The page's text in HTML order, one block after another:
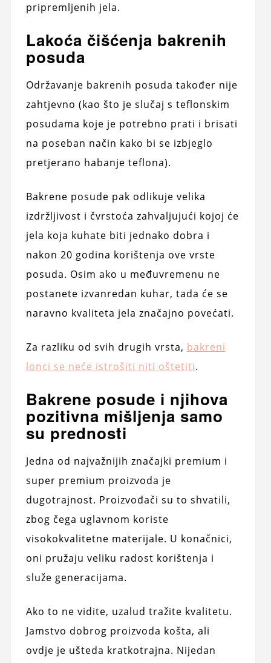
pripremljenih jela.
Lakoća čišćenja bakrenih
posuda
Održavanje bakrenih posuda također nije
zahtjevno (kao što je slučaj s teflonskim
posudama koje je potrebno prati i brisati
na poseban način kako bi se izbjeglo
pretjerano habanje teflona).
Bakrene posude pak odlikuje velika
izdržljivost i čvrstoća zahvaljujući kojoj će
jela koja kuhate biti jednako dobra i
nakon 20 godina korištenja ove vrste
posuda. Osim ako u međuvremenu ne
postanete izvanredan kuhar, tada će se
naravno kvaliteta jela značajno povećati.
Za razliku od svih drugih vrsta, bakreni
lonci se neće istrošiti niti oštetiti.
Bakrene posude i njihova
pozitivna mišljenja samo
su prednosti
Jedna od najvažnijih značajki premium i
super premium proizvoda je
dugotrajnost. Proizvođači su to shvatili,
zbog čega uglavnom koriste
visokokvalitetne materijale. U konačnici,
oni pružaju veliku radost korištenja i
služe generacijama.
Ako to ne vidite, uzalud tražite kvalitetu.
Jamstvo dobrog proizvoda košta, ali
ovdje je ušteda kratkotrajna. Nijedan